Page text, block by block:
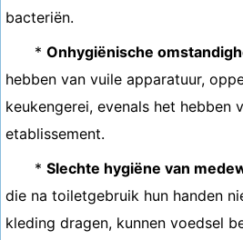
bacteriën.
* Onhygiënische
hebben van vuile apparatuur,
keukengerei, evenals het hebben
etablissement.
* Slechte hygiëne van
die na toiletgebruik hun handen
kleding dragen, kunnen voedsel